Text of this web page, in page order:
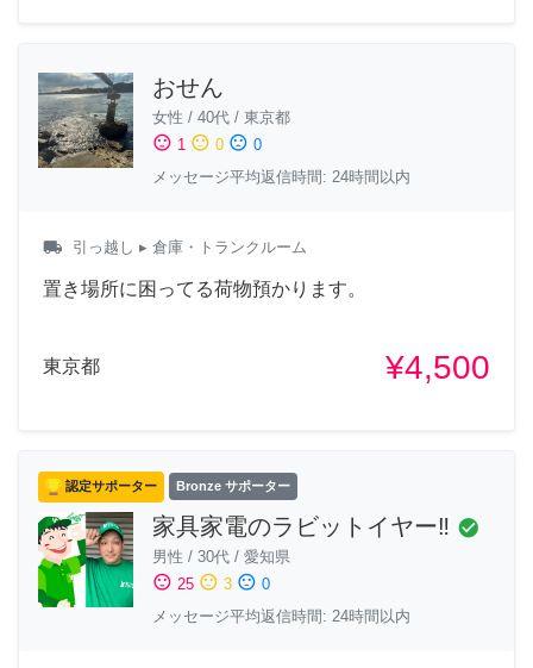
おせん
女性 / 40代 / 東京都
sentiment_satisfied 1 sentiment_neutral 0 sentiment_dissatisfied 0
メッセージ平均返信時間: 24時間以内
local_shipping 引っ越し ▸ 倉庫・トランクルーム
置き場所に困ってる荷物預かります。
東京都 ¥4,500
認定サポーター Bronze サポーター
家具家電のラビットイヤー‼️ check_circle
男性 / 30代 / 愛知県
sentiment_satisfied 25 sentiment_neutral 3 sentiment_dissatisfied 0
メッセージ平均返信時間: 24時間以内